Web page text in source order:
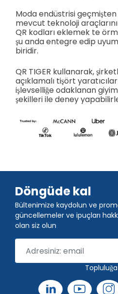
Moda endüstrisi
mevcut teknoloji
QR kodları eklemek te
şu anda entegre edip
biridir.
QR TIGER kullanarak,
açıklamalı tişört
işlevselliğe odaklanan
şekilleri ile deney
Döngüde kal
Bültenimize kaydolun ve
güncellemeler ve ipuçları
olan siz olun
Topluluğa